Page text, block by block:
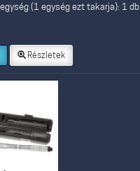
(1 egység ezt takarja): 1 db
Részletek